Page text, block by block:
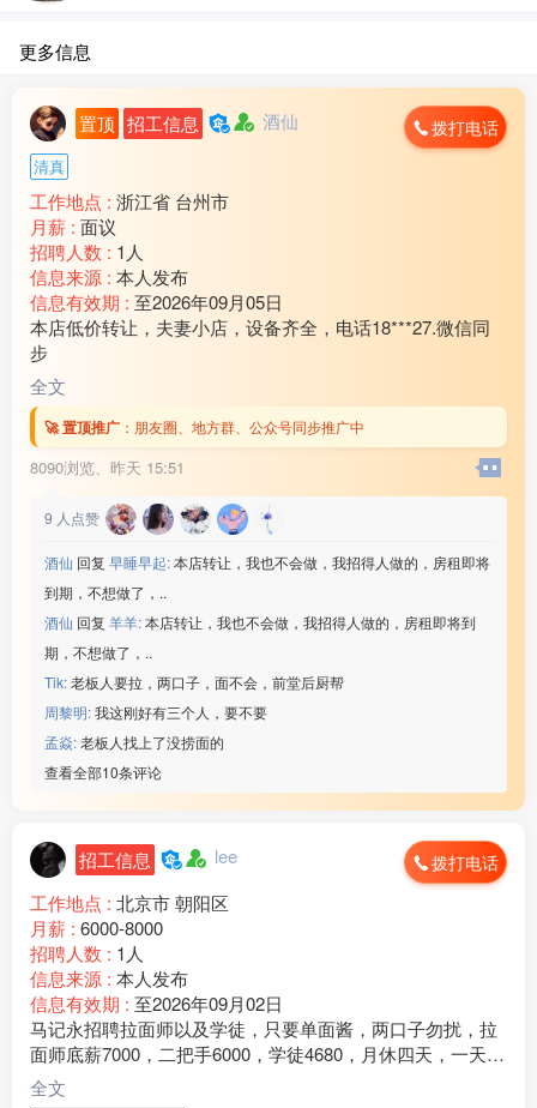
更多信息
置顶 招工信息 酒仙 拨打电话
清真
工作地点 : 浙江省 台州市
月薪 : 面议
招聘人数 : 1人
信息来源 : 本人发布
信息有效期 : 至2026年09月05日
本店低价转让，夫妻小店，设备齐全，电话18***27.微信同
步
全文
🚀 置顶推广 ： 朋友圈、地方群、公众号同步推广中
8090浏览、 昨天 15:51
9 人点赞
酒仙 回复 早睡早起:本店转让，我也不会做，我招得人做的，房租即将
到期，不想做了，..
酒仙 回复 羊羊:本店转让，我也不会做，我招得人做的，房租即将到
期，不想做了，..
Tik:老板人要拉，两口子，面不会，前堂后厨帮
周黎明:我这刚好有三个人，要不要
孟焱:老板人找上了没捞面的
查看全部10条评论
招工信息 lee 拨打电话
工作地点 : 北京市 朝阳区
月薪 : 6000-8000
招聘人数 : 1人
信息来源 : 本人发布
信息有效期 : 至2026年09月02日
马记永招聘拉面师以及学徒，只要单面酱，两口子勿扰，拉
面师底薪7000，二把手6000，学徒4680，月休四天，一天工
作9个小时，工作氛围融洽，包吃住 ，清真食材，拉面师都
全文